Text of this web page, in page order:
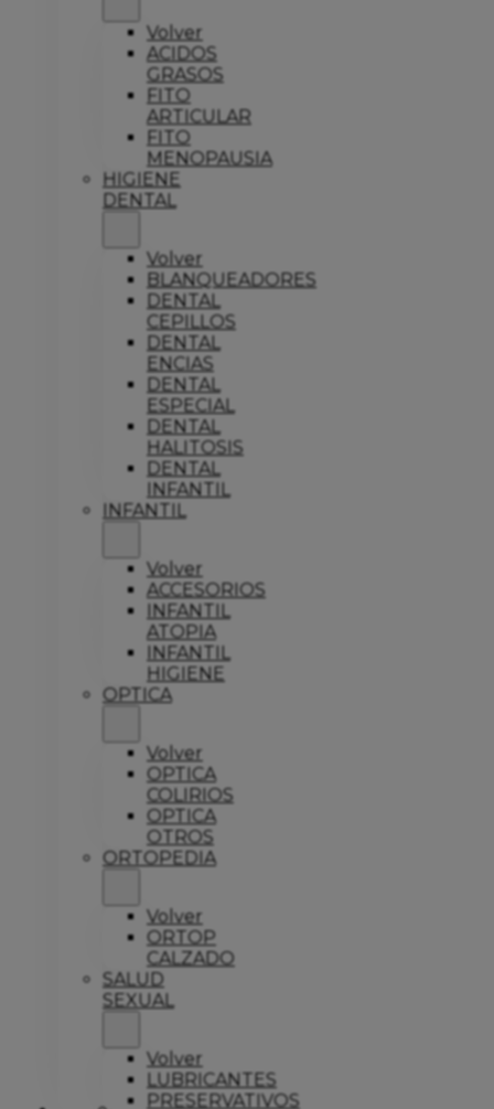
Volver
ACIDOS
GRASOS
FITO
ARTICULAR
FITO
MENOPAUSIA
HIGIENE
DENTAL
Volver
BLANQUEADORES
DENTAL
CEPILLOS
DENTAL
ENCIAS
DENTAL
ESPECIAL
DENTAL
HALITOSIS
DENTAL
INFANTIL
INFANTIL
Volver
ACCESORIOS
INFANTIL
ATOPIA
INFANTIL
HIGIENE
OPTICA
Volver
OPTICA
COLIRIOS
OPTICA
OTROS
ORTOPEDIA
Volver
ORTOP
CALZADO
SALUD
SEXUAL
Volver
LUBRICANTES
PRESERVATIVOS